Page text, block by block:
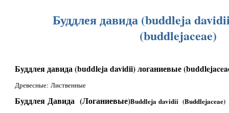
Буддлея давида (buddleja
(buddlejaceae)
Буддлея давида (buddleja davidii) логаниевые
Древесные: Лиственные
Буддлея Давида (Логаниевые)Buddleja davidii (Buddlejaceae)